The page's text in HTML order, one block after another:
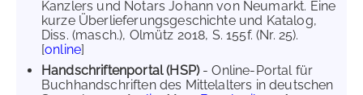
Kanzlers und Notars Johann von Neumarkt. Eine
kurze Überlieferungsgeschichte und Katalog,
Diss. (masch.), Olmütz 2018, S. 155f. (Nr. 25).
[online]
Handschriftenportal (HSP)- Online-Portal für
Buchhandschriften des Mittelalters in deutschen